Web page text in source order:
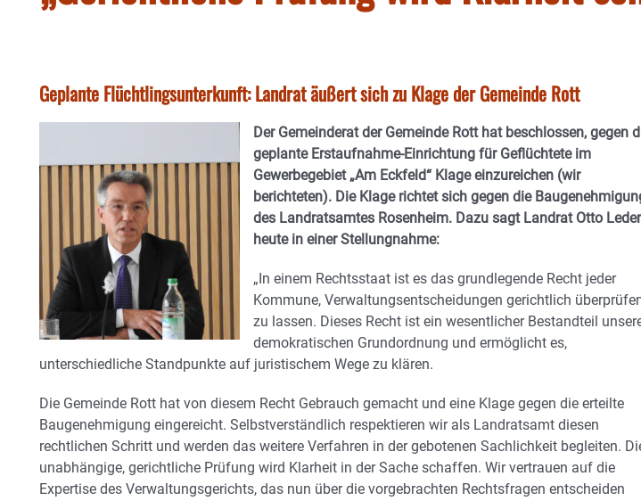
Geplante Flüchtlingsunterkunft: Landrat äußert sich zu Klage der Gemeinde Rott
Der Gemeinderat der Gemeinde Rott hat beschlossen, gegen
geplante Erstaufnahme-Einrichtung für Geflüchtete im
Gewerbegebiet „Am Eckfeld“ Klage einzureichen (wir
berichteten). Die Klage richtet sich gegen die
des Landratsamtes Rosenheim. Dazu sagt Landrat Otto
heute in einer Stellungnahme:
„In einem Rechtsstaat ist es das grundlegende Recht jeder
Kommune, Verwaltungsentscheidungen gerichtlich
zu lassen. Dieses Recht ist ein wesentlicher Bestandteil
demokratischen Grundordnung und ermöglicht es,
unterschiedliche Standpunkte auf juristischem Wege zu klären.
Die Gemeinde Rott hat von diesem Recht Gebrauch gemacht und eine Klage gegen die erteilte
Baugenehmigung eingereicht. Selbstverständlich respektieren wir als Landratsamt diesen
rechtlichen Schritt und werden das weitere Verfahren in der gebotenen Sachlichkeit begleiten.
unabhängige, gerichtliche Prüfung wird Klarheit in der Sache schaffen. Wir vertrauen auf die
Expertise des Verwaltungsgerichts, das nun über die vorgebrachten Rechtsfragen entscheiden